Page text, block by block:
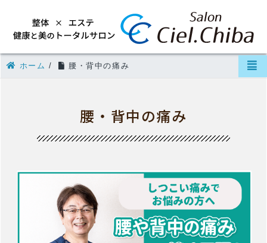
ホーム / 腰・背中の痛み
腰・背中の痛み